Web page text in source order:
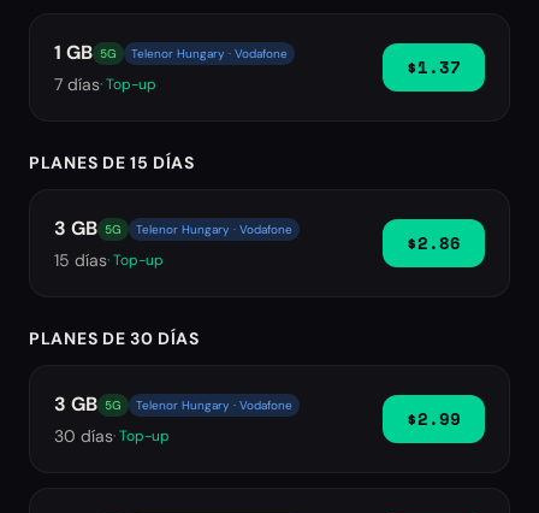
1 GB 5G Telenor Hungary · Vodafone
7 días· Top-up
$1.37
PLANES DE 15 DÍAS
3 GB 5G Telenor Hungary · Vodafone
15 días· Top-up
$2.86
PLANES DE 30 DÍAS
3 GB 5G Telenor Hungary · Vodafone
30 días· Top-up
$2.99